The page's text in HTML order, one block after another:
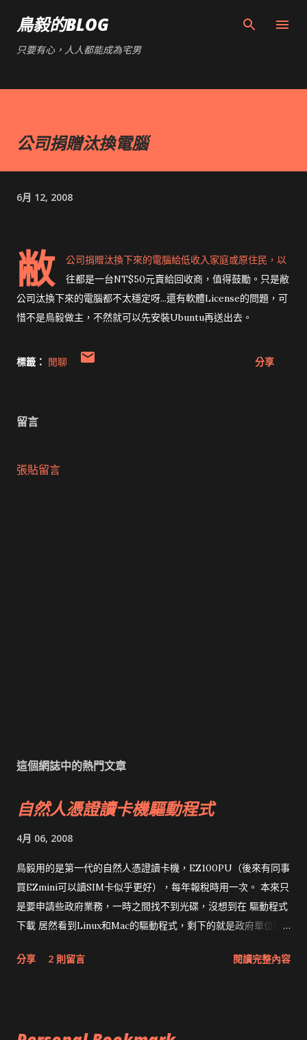
鳥毅的BLOG
只要有心，人人都能成為宅男
公司捐贈汰換電腦
6月 12, 2008
敝
公司捐贈汰換下來的電腦給低收入家庭或原住民，以
往都是一台NT$50元賣給回收商，值得鼓勵。只是敝
公司汰換下來的電腦都不太穩定呀...還有軟體License的問題，可
惜不是鳥毅做主，不然就可以先安裝Ubuntu再送出去。
標籤： 閒聊 分享
留言
張貼留言
這個網誌中的熱門文章
自然人憑證讀卡機驅動程式
4月 06, 2008
鳥毅用的是第一代的自然人憑證讀卡機，EZ100PU（後來有同事
買EZmini可以讀SIM卡似乎更好），每年報稅時用一次。 本來只
是要申請些政府業務，一時之間找不到光碟，沒想到在 驅動程式
下載 居然看到Linux和Mac的驅動程式，剩下的就是政府單位的
分享 2 則留言 閱讀完整內容